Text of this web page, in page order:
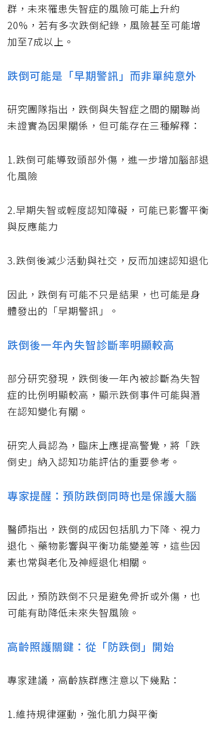
群，未來罹患失智症的風險可能上升約
20%，若有多次跌倒紀錄，風險甚至可能增
加至7成以上。
跌倒可能是「早期警訊」而非單純意外
研究團隊指出，跌倒與失智症之間的關聯尚
未證實為因果關係，但可能存在三種解釋：
1.跌倒可能導致頭部外傷，進一步增加腦部退
化風險
2.早期失智或輕度認知障礙，可能已影響平衡
與反應能力
3.跌倒後減少活動與社交，反而加速認知退化
因此，跌倒有可能不只是結果，也可能是身
體發出的「早期警訊」。
跌倒後一年內失智診斷率明顯較高
部分研究發現，跌倒後一年內被診斷為失智
症的比例明顯較高，顯示跌倒事件可能與潛
在認知變化有關。
研究人員認為，臨床上應提高警覺，將「跌
倒史」納入認知功能評估的重要參考。
專家提醒：預防跌倒同時也是保護大腦
醫師指出，跌倒的成因包括肌力下降、視力
退化、藥物影響與平衡功能變差等，這些因
素也常與老化及神經退化相關。
因此，預防跌倒不只是避免骨折或外傷，也
可能有助降低未來失智風險。
高齡照護關鍵：從「防跌倒」開始
專家建議，高齡族群應注意以下幾點：
1.維持規律運動，強化肌力與平衡